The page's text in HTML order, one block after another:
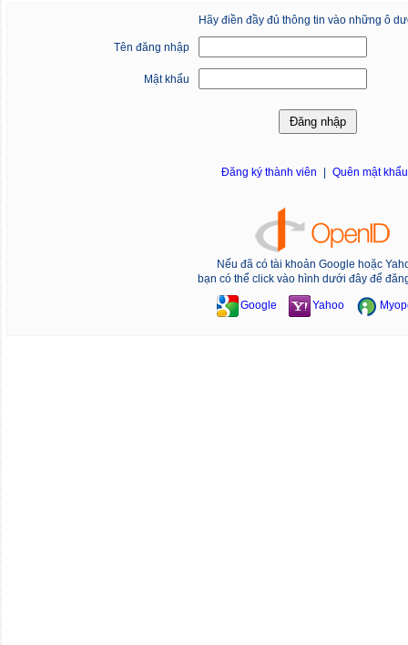
Hãy điền đầy đủ thông tin vào những ô
Tên đăng nhập
Mật khẩu
Đăng ký thành viên Quên mật
Nếu đã có tài khoản Google hoặc
bạn có thể click vào hình dưới đây để
Google Yahoo